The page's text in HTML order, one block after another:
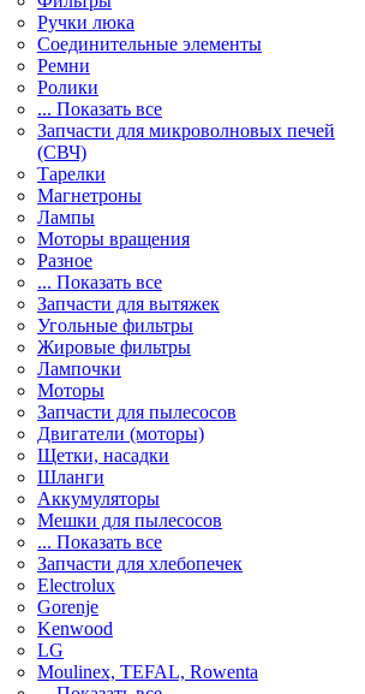
Ручки люка
Соединительные элементы
Ремни
Ролики
... Показать все
Запчасти для микроволновых печей
(СВЧ)
Тарелки
Магнетроны
Лампы
Моторы вращения
Разное
... Показать все
Запчасти для вытяжек
Угольные фильтры
Жировые фильтры
Лампочки
Моторы
Запчасти для пылесосов
Двигатели (моторы)
Щетки, насадки
Шланги
Аккумуляторы
Мешки для пылесосов
... Показать все
Запчасти для хлебопечек
Electrolux
Gorenje
Kenwood
LG
Moulinex, TEFAL, Rowenta